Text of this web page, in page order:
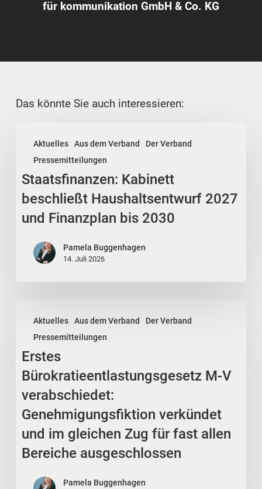
für kommunikation GmbH & Co. KG
Das könnte Sie auch interessieren:
Aktuelles Aus dem Verband
Der Verband
Pressemitteilungen
Kabinett
beschließt
Haushaltsentwurf
2027
und
2030
Staatsfinanzen: Kabinett
beschließt Haushaltsentwurf 2027
und Finanzplan bis 2030
Pamela Buggenhagen
14. Juli 2026
Aktuelles Aus dem Verband
Der Verband
Pressemitteilungen
Bürokratieentlastungsgesetz
verabschiedet:
Genehmigungsfiktion
verkündet
und
im
gleichen
Erstes
Bürokratieentlastungsgesetz M-V
verabschiedet:
Genehmigungsfiktion verkündet
und im gleichen Zug für fast allen
Bereiche ausgeschlossen
Pamela Buggenhagen